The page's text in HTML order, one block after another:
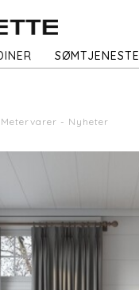
SØMTJENESTE
Metervarer - Nyheter